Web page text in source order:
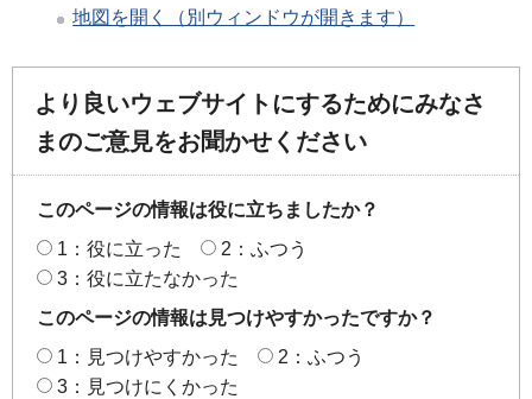
地図を開く（別ウィンドウが開きます）
より良いウェブサイトにするためにみなさ
まのご意見をお聞かせください
このページの情報は役に立ちましたか？
1：役に立った
2：ふつう
3：役に立たなかった
このページの情報は見つけやすかったですか？
1：見つけやすかった
2：ふつう
3：見つけにくかった